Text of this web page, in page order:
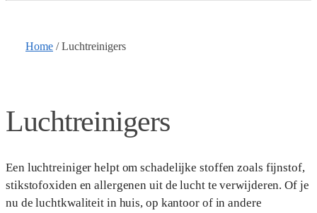
Home /Luchtreinigers
Luchtreinigers
Een luchtreiniger helpt om schadelijke stoffen zoals fijnstof,
stikstofoxiden en allergenen uit de lucht te verwijderen. Of je
nu de luchtkwaliteit in huis, op kantoor of in andere